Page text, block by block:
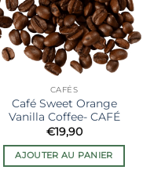
CAFÉS
Café Sweet Orange
Vanilla Coffee- CAFÉ
€19,90
AJOUTER AU PANIER